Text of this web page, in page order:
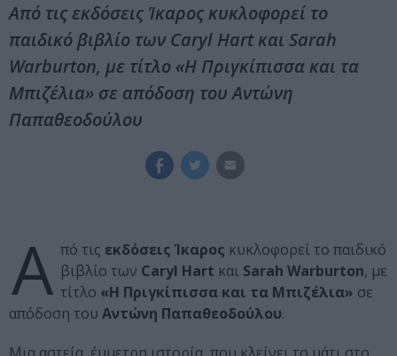
Από τις εκδόσεις Ίκαρος κυκλοφορεί το
παιδικό βιβλίο των Caryl Hart και Sarah
Warburton, με τίτλο «Η Πριγκίπισσα και τα
Μπιζέλια» σε απόδοση του Αντώνη
Παπαθεοδούλου
Α πό τις εκδόσεις Ίκαρος κυκλοφορεί το παιδικό
βιβλίο των Caryl Hart και Sarah Warburton, με
τίτλο «Η Πριγκίπισσα και τα Μπιζέλια» σε
απόδοση του Αντώνη Παπαθεοδούλου.